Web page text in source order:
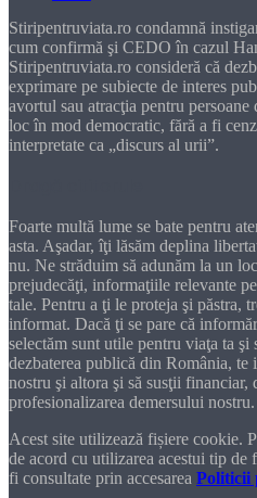
Stiripentruviata.ro condamnă
cum confirmă şi CEDO în cazul
Stiripentruviata.ro consideră că
exprimare pe subiecte de interes
avortul sau atracţia pentru persoane
loc în mod democratic, fără a fi
interpretate ca „discurs al urii”.
Foarte multă lume se bate pentru
asta. Aşadar, îţi lăsăm deplina
nu. Ne străduim să adunăm la un
prejudecăţi, informaţiile relevante
tale. Pentru a ţi le proteja şi păstra,
informat. Dacă ţi se pare că
selectăm sunt utile pentru viaţa ta şi
dezbaterea publică din România,
nostru şi altora şi să susţii
profesionalizarea demersului nostru.
Acest site utilizează fișiere cookie.
de acord cu utilizarea acestui tip
fi consultate prin accesarea Politicii